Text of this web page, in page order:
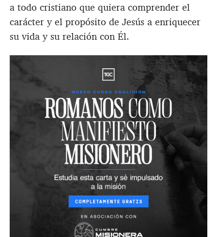
a todo cristiano que quiera comprender el
carácter y el propósito de Jesús a enriquecer
su vida y su relación con Él.